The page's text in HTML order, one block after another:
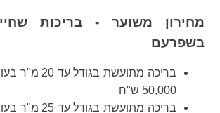
מחירון משוער - בריכות
בשפרעם
בריכה מתועשת
50,000 ש"ח
בריכה מתועשת